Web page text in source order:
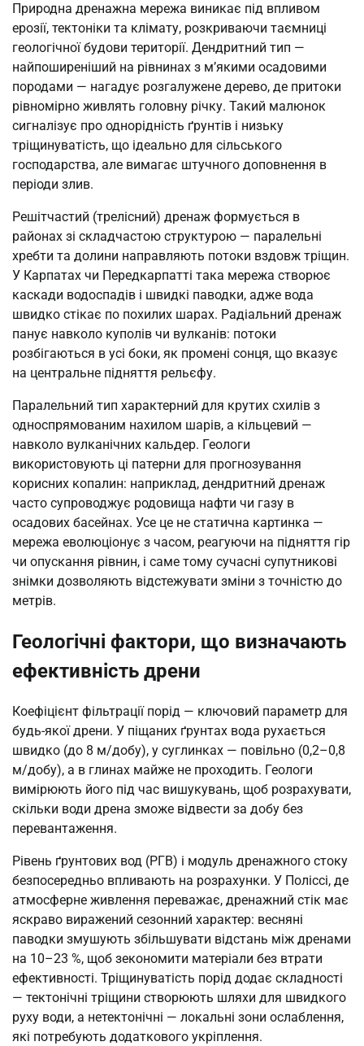
Природна дренажна мережа виникає під впливом
ерозії, тектоніки та клімату, розкриваючи таємниці
геологічної будови території. Дендритний тип —
найпоширеніший на рівнинах з м’якими осадовими
породами — нагадує розгалужене дерево, де притоки
рівномірно живлять головну річку. Такий малюнок
сигналізує про однорідність ґрунтів і низьку
тріщинуватість, що ідеально для сільського
господарства, але вимагає штучного доповнення в
періоди злив.
Решітчастий (трелісний) дренаж формується в
районах зі складчастою структурою — паралельні
хребти та долини направляють потоки вздовж тріщин.
У Карпатах чи Передкарпатті така мережа створює
каскади водоспадів і швидкі паводки, адже вода
швидко стікає по похилих шарах. Радіальний дренаж
панує навколо куполів чи вулканів: потоки
розбігаються в усі боки, як промені сонця, що вказує
на центральне підняття рельєфу.
Паралельний тип характерний для крутих схилів з
односпрямованим нахилом шарів, а кільцевий —
навколо вулканічних кальдер. Геологи
використовують ці патерни для прогнозування
корисних копалин: наприклад, дендритний дренаж
часто супроводжує родовища нафти чи газу в
осадових басейнах. Усе це не статична картинка —
мережа еволюціонує з часом, реагуючи на підняття гір
чи опускання рівнин, і саме тому сучасні супутникові
знімки дозволяють відстежувати зміни з точністю до
метрів.
Геологічні фактори, що визначають
ефективність дрени
Коефіцієнт фільтрації порід — ключовий параметр для
будь-якої дрени. У піщаних ґрунтах вода рухається
швидко (до 8 м/добу), у суглинках — повільно (0,2–0,8
м/добу), а в глинах майже не проходить. Геологи
вимірюють його під час вишукувань, щоб розрахувати,
скільки води дрена зможе відвести за добу без
перевантаження.
Рівень ґрунтових вод (РГВ) і модуль дренажного стоку
безпосередньо впливають на розрахунки. У Поліссі, де
атмосферне живлення переважає, дренажний стік має
яскраво виражений сезонний характер: весняні
паводки змушують збільшувати відстань між дренами
на 10–23 %, щоб зекономити матеріали без втрати
ефективності. Тріщинуватість порід додає складності
— тектонічні тріщини створюють шляхи для швидкого
руху води, а нетектонічні — локальні зони ослаблення,
які потребують додаткового укріплення.